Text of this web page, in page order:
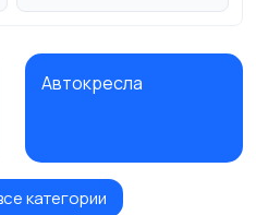
Автокресла
Коляски
категории